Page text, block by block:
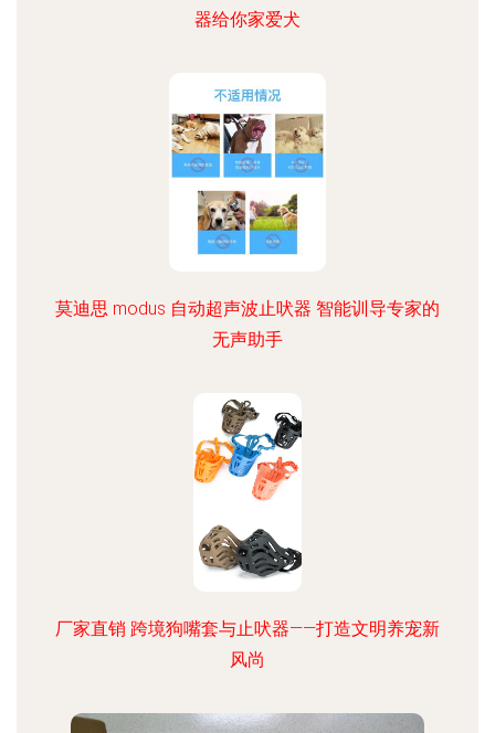
器给你家爱犬
莫迪思 modus 自动超声波止吠器 智能训导专家的
无声助手
厂家直销 跨境狗嘴套与止吠器——打造文明养宠新
风尚